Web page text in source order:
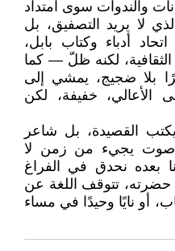
والندوات سوى امتداد
لا يريد التصفيق، بل
أدباء وكتاب بابل،
لكنه ظلّ — كما
بلا ضجيج، يمشي إلى
الأعالي، خفيفة، لكن
القصيدة، بل شاعر
صوت يجيء من زمن لا
بعده نحدق في الفراغ
حضرته، تتوقف اللغة عن
أو نايًا وحيدًا في مساء